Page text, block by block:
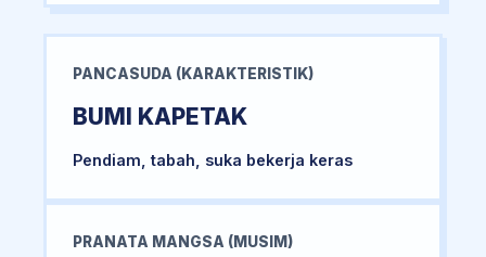
PANCASUDA (KARAKTERISTIK)
BUMI KAPETAK
Pendiam, tabah, suka bekerja keras
PRANATA MANGSA (MUSIM)